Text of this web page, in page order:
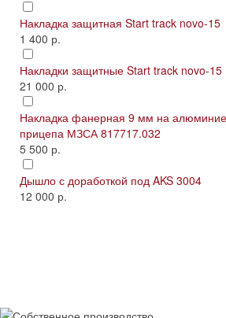
Накладка защитная Start track novo-15
1 400 р.
Накладки защитные Start track novo-
21 000 р.
Накладка фанерная 9 мм на
прицепа МЗСА 817717.032
5 500 р.
Дышло с доработкой под AKS 3004
12 000 р.